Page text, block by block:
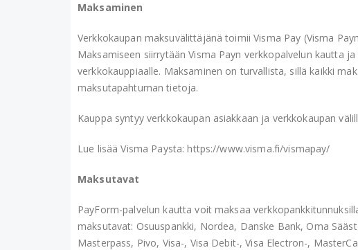
Maksaminen
Verkkokaupan maksuvälittäjänä toimii Visma Pay (Visma
Maksamiseen siirrytään Visma Payn verkkopalvelun kautta
verkkokauppiaalle. Maksaminen on turvallista, sillä kaikki
maksutapahtuman tietoja.
Kauppa syntyy verkkokaupan asiakkaan ja verkkokaupan
Lue lisää Visma Paysta: https://www.visma.fi/vismapay/
Maksutavat
PayForm-palvelun kautta voit maksaa
maksutavat: Osuuspankki, Nordea, Danske Bank, Oma
Masterpass, Pivo, Visa-, Visa Debit-, Visa Electron-,